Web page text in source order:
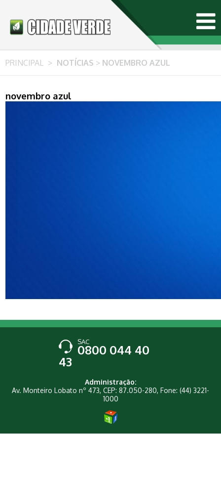
PRINCIPAL > NOTÍCIAS > NOVEMBRO AZUL
novembro azul
SAC
0800 044 40
43
Administração:
Av. Monteiro Lobato nº 473, CEP: 87.050-280, Fone: (44) 3221-
1000